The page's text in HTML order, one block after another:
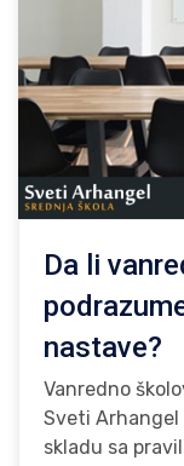
Da li
nastave?
Vanredno
Sveti Arhangel
skladu sa